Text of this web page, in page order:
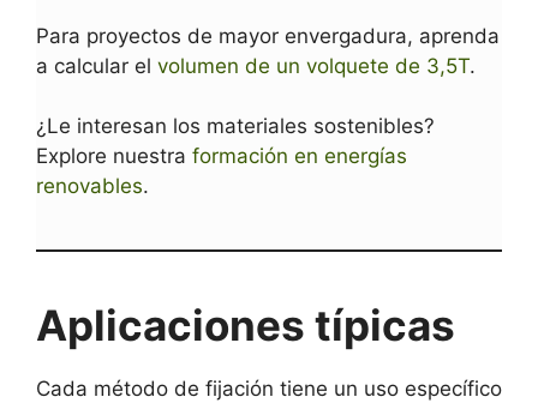
Para proyectos de mayor envergadura, aprenda
a calcular el volumen de un volquete de 3,5T.
¿Le interesan los materiales sostenibles?
Explore nuestra formación en energías
renovables.
Aplicaciones típicas
Cada método de fijación tiene un uso específico